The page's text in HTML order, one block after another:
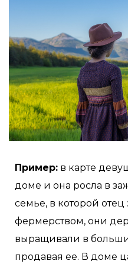
Пример: в карте
доме и она росла в
семье, в которой отец
фермерством, они
выращивали в
продавая ее. В доме